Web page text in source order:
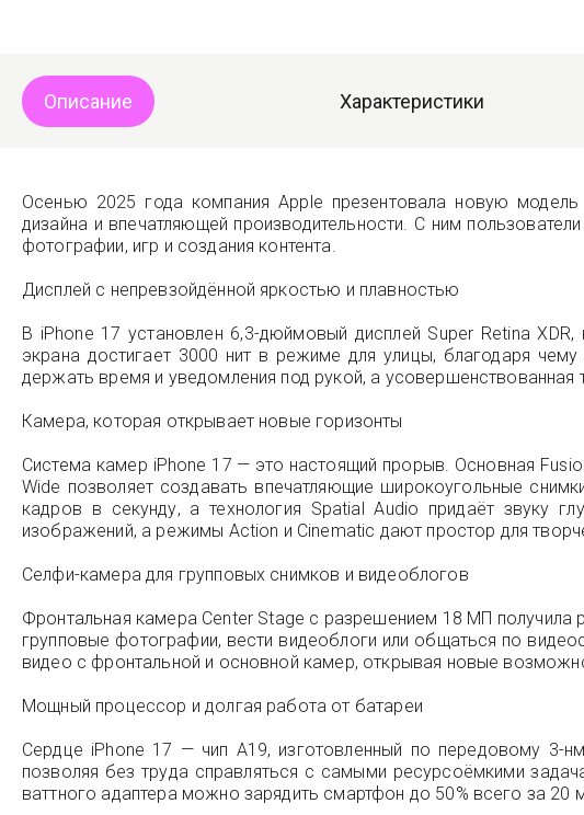
Описание Характеристики
Осенью 2025 года компания Apple презентовала новую
дизайна и впечатляющей производительности. С ним
фотографии, игр и создания контента.
Дисплей с непревзойдённой яркостью и плавностью
В iPhone 17 установлен 6,3-дюймовый дисплей Super Retina
экрана достигает 3000 нит в режиме для улицы, благодаря
держать время и уведомления под рукой, а
Камера, которая открывает новые горизонты
Система камер iPhone 17 — это настоящий прорыв. Основная
Wide позволяет создавать впечатляющие широкоугольные
кадров в секунду, а технология Spatial Audio придаёт звуку
изображений, а режимы Action и Cinematic дают простор для
Селфи-камера для групповых снимков и видеоблогов
Фронтальная камера Center Stage с разрешением 18 МП
групповые фотографии, вести видеоблоги или общаться по
видео с фронтальной и основной камер, открывая новые
Мощный процессор и долгая работа от батареи
Сердце iPhone 17 — чип A19, изготовленный по передовому 3-
позволяя без труда справляться с самыми ресурсоёмкими
ваттного адаптера можно зарядить смартфон до 50% всего за 20